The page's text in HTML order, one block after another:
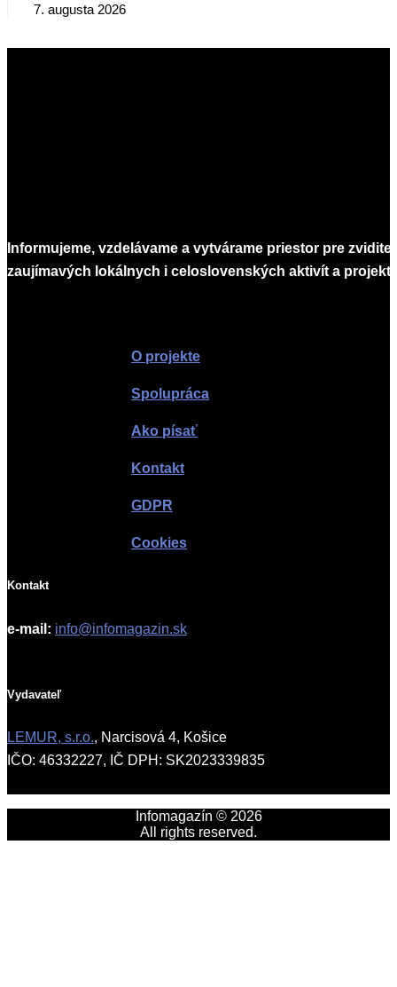
7. augusta 2026
Informujeme, vzdelávame a vytvárame priestor pre
zaujímavých lokálnych i celoslovenských aktivít a
O projekte
Spolupráca
Ako písať
Kontakt
GDPR
Cookies
Kontakt
e-mail: info@infomagazin.sk
Vydavateľ
LEMUR, s.r.o., Narcisová 4, Košice
IČO: 46332227, IČ DPH: SK2023339835
Infomagazín © 2026
All rights reserved.